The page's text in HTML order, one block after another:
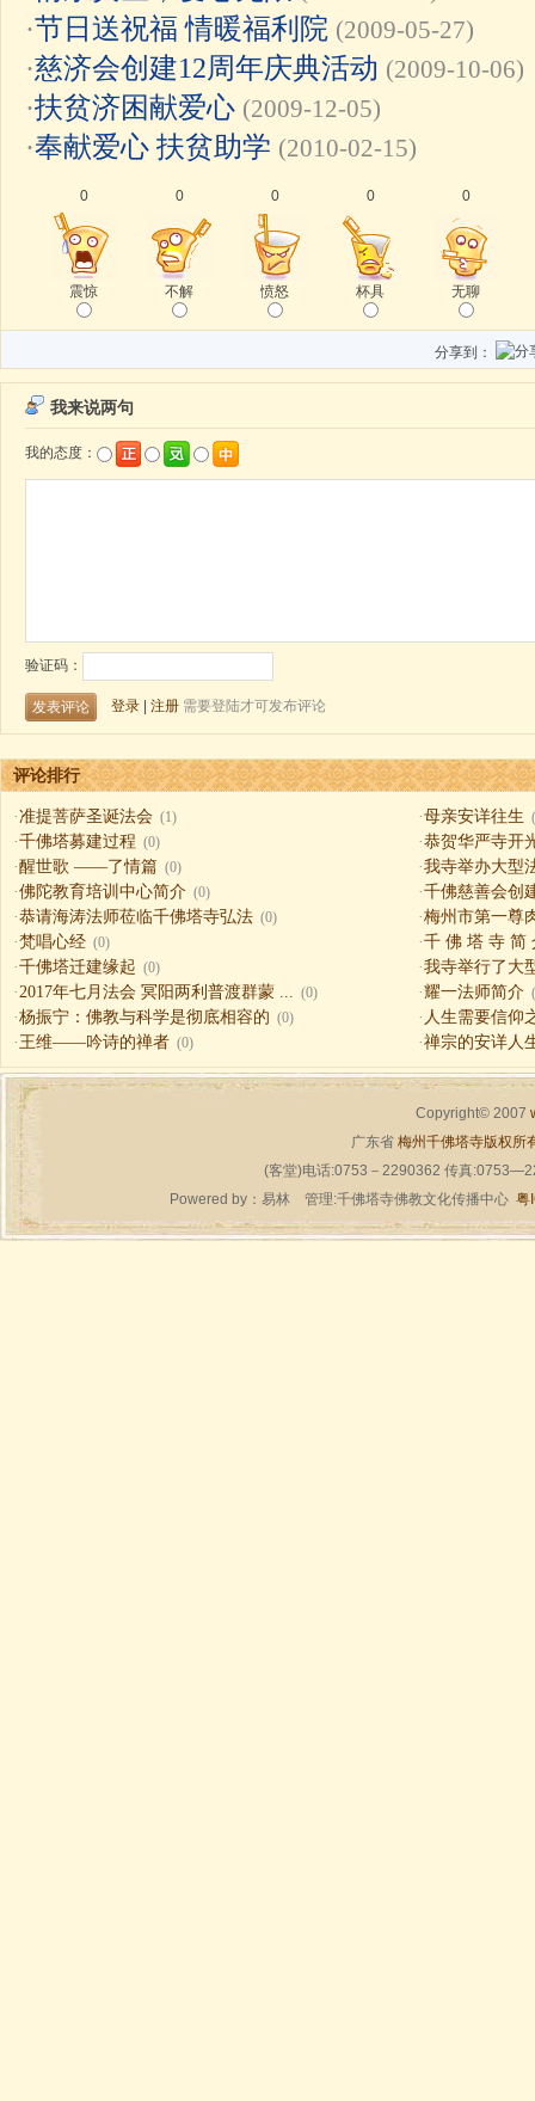
·节日送祝福 情暖福利院 (2009-05-27)
·慈济会创建12周年庆典活动 (2009-10-06)
·扶贫济困献爱心 (2009-12-05)
·奉献爱心 扶贫助学 (2010-02-15)
0
震惊
0
不解
0
愤怒
0
杯具
0
无聊
分享到：
评论排行
·准提菩萨圣诞法会 (1) ·母亲安详往生
·千佛塔募建过程 (0) ·恭贺华严寺开
·醒世歌 ——了情篇 (0) ·我寺举办大型
·佛陀教育培训中心简介 (0) ·千佛慈善会创
·恭请海涛法师莅临千佛塔寺弘法 (0) ·梅州市第一尊
·梵唱心经 (0) ·千 佛 塔 寺 简
·千佛塔迁建缘起 (0) ·我寺举行了大
· 2017年七月法会 冥阳两利普渡群蒙 ... (0) ·耀一法师简介
·杨振宁：佛教与科学是彻底相容的 (0) · 人生需要信仰
· 王维——吟诗的禅者 (0) ·禅宗的安详人
Copyright© 2007
广东省 梅州千佛塔寺版权所
(客堂)电话:0753－2290362 传真
Powered by： 易林管理:千佛塔寺佛教文化传播中心 粤